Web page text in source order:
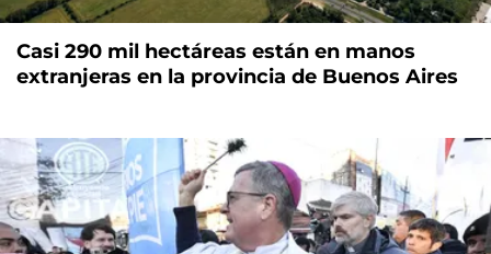
Casi 290 mil hectáreas están en manos
extranjeras en la provincia de Buenos Aires